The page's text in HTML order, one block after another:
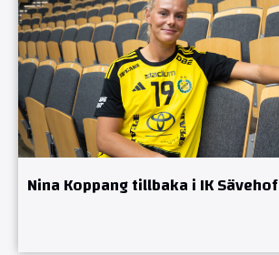
Nina Koppang tillbaka i IK Sävehof